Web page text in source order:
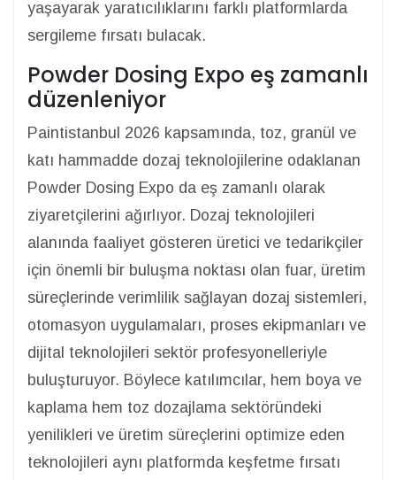
yaşayarak yaratıcılıklarını farklı platformlarda
sergileme fırsatı bulacak.
Powder Dosing Expo eş zamanlı
düzenleniyor
Paintistanbul 2026 kapsamında, toz, granül ve
katı hammadde dozaj teknolojilerine odaklanan
Powder Dosing Expo da eş zamanlı olarak
ziyaretçilerini ağırlıyor. Dozaj teknolojileri
alanında faaliyet gösteren üretici ve tedarikçiler
için önemli bir buluşma noktası olan fuar, üretim
süreçlerinde verimlilik sağlayan dozaj sistemleri,
otomasyon uygulamaları, proses ekipmanları ve
dijital teknolojileri sektör profesyonelleriyle
buluşturuyor. Böylece katılımcılar, hem boya ve
kaplama hem toz dozajlama sektöründeki
yenilikleri ve üretim süreçlerini optimize eden
teknolojileri aynı platformda keşfetme fırsatı